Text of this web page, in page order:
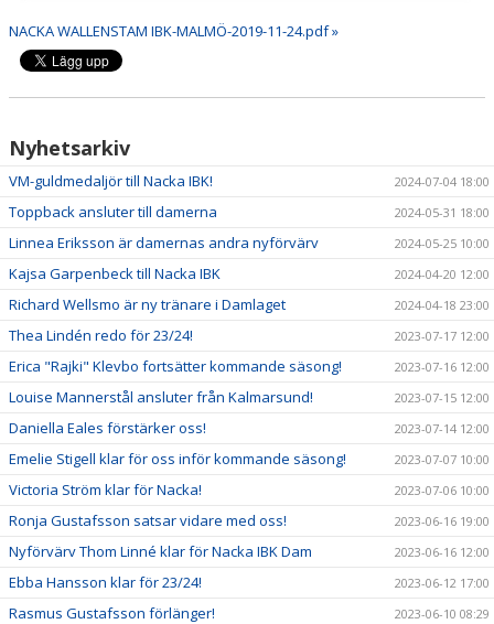
NACKA WALLENSTAM IBK-MALMÖ-2019-11-24.pdf »
Nyhetsarkiv
VM-guldmedaljör till Nacka IBK! 2024-07-04 18:00
Toppback ansluter till damerna 2024-05-31 18:00
Linnea Eriksson är damernas andra nyförvärv 2024-05-25 10:00
Kajsa Garpenbeck till Nacka IBK 2024-04-20 12:00
Richard Wellsmo är ny tränare i Damlaget 2024-04-18 23:00
Thea Lindén redo för 23/24! 2023-07-17 12:00
Erica "Rajki" Klevbo fortsätter kommande säsong! 2023-07-16 12:00
Louise Mannerstål ansluter från Kalmarsund! 2023-07-15 12:00
Daniella Eales förstärker oss! 2023-07-14 12:00
Emelie Stigell klar för oss inför kommande säsong! 2023-07-07 10:00
Victoria Ström klar för Nacka! 2023-07-06 10:00
Ronja Gustafsson satsar vidare med oss! 2023-06-16 19:00
Nyförvärv Thom Linné klar för Nacka IBK Dam 2023-06-16 12:00
Ebba Hansson klar för 23/24! 2023-06-12 17:00
Rasmus Gustafsson förlänger! 2023-06-10 08:29